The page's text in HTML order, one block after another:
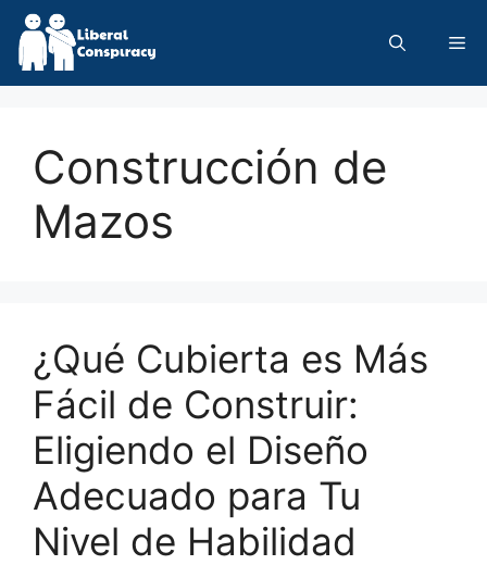
Skip
content
Construcción de
Mazos
¿Qué Cubierta es Más
Fácil de Construir:
Eligiendo el Diseño
Adecuado para Tu
Nivel de Habilidad